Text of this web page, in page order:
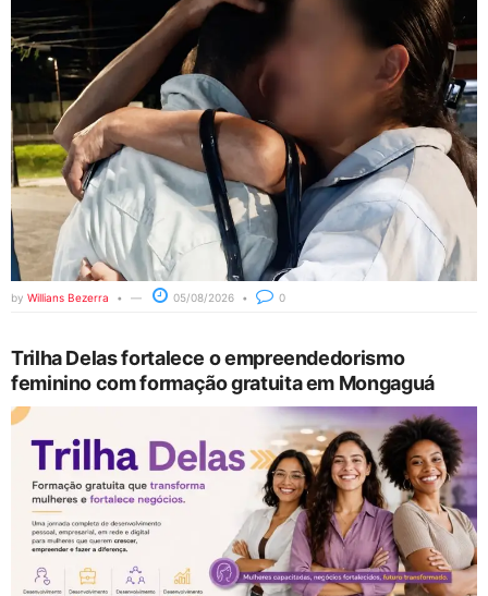
by Willians Bezerra 05/08/2026 0
Trilha Delas fortalece o empreendedorismo
feminino com formação gratuita em Mongaguá